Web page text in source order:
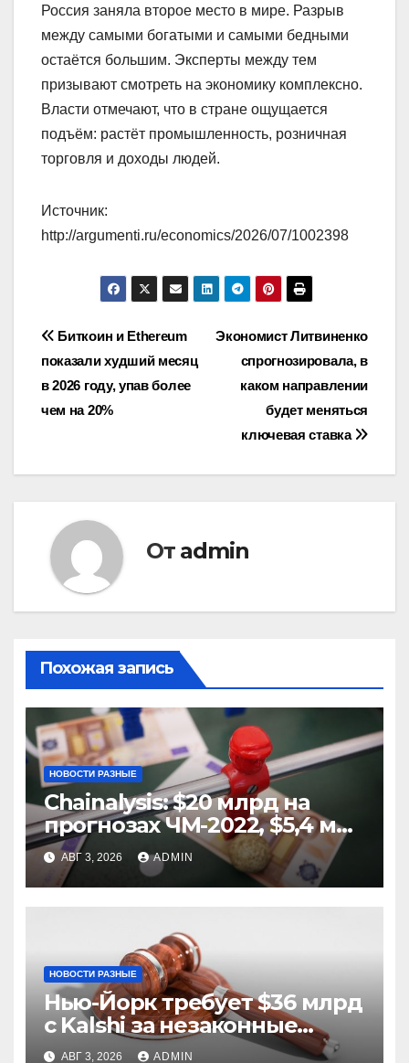
Россия заняла второе место в мире. Разрыв
между самыми богатыми и самыми бедными
остаётся большим. Эксперты между тем
призывают смотреть на экономику комплексно.
Власти отмечают, что в стране ощущается
подъём: растёт промышленность, розничная
торговля и доходы людей.
Источник:
http://argumenti.ru/economics/2026/07/1002398
Навигация
по
записям
Экономист Литвиненко
спрогнозировала, в
каком направлении
будет меняться
ключевая ставка
Биткоин и Ethereum
показали худший месяц
в 2026 году, упав более
чем на 20%
От admin
Похожая запись
НОВОСТИ РАЗНЫЕ
Chainalysis: $20 млрд на
прогнозах ЧМ-2022, $5,4 млн
из них незаконные
АВГ 3, 2026 ADMIN
НОВОСТИ РАЗНЫЕ
Нью-Йорк требует $36 млрд
с Kalshi за незаконные
ставки
АВГ 3, 2026 ADMIN